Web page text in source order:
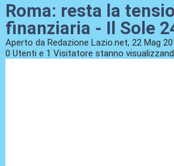
Roma: resta la
finanziaria - Il Sole
Aperto da Redazione Lazio.net, 22 Mag
0 Utenti e 1 Visitatore stanno